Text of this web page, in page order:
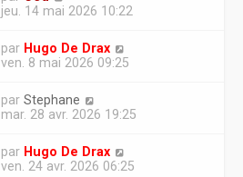
jeu. 14 mai 2026 10:22
par Hugo De Drax
ven. 8 mai 2026 09:25
par Stephane
mar. 28 avr. 2026 19:25
par Hugo De Drax
ven. 24 avr. 2026 06:25